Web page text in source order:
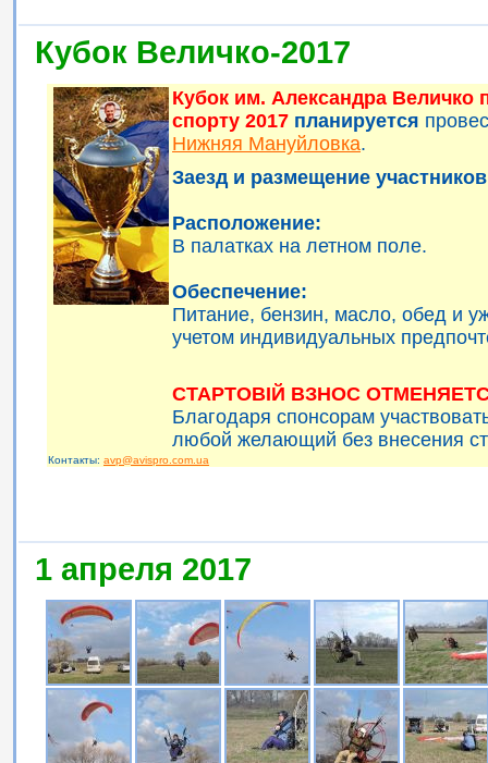
Кубок Величко-2017
Кубок им. Александра Величко
спорту 2017 планируется
Нижняя Мануйловка.
Заезд и размещение
Расположение:
В палатках на летном поле.
Обеспечение:
Питание, бензин, масло, обед и
учетом индивидуальных
СТАРТОВІЙ ВЗНОС
Благодаря спонсорам
любой желающий без внесения
Контакты: avp@avispro.com.ua
1 апреля 2017